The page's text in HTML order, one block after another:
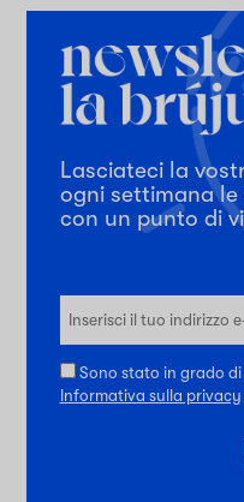
Lasciateci la
ogni settimana
con un punto di
Sono stato in grado di
Informativa sulla privacy